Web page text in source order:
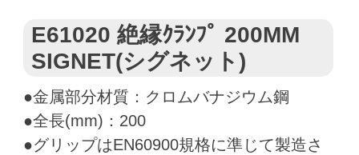
E61020 絶縁ｸﾗﾝﾌﾟ 200MM
SIGNET(シグネット)
●金属部分材質：クロムバナジウム鋼
●全長(mm)：200
●グリップはEN60900規格に準じて製造さ